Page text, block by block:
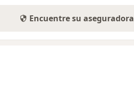
Encuentre su aseguradora